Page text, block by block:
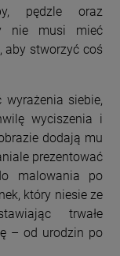
pędzle oraz
nie musi mieć
aby stworzyć coś
siebie,
wyciszenia i
dodają mu
prezentować
malowania po
który niesie ze
trwałe
– od urodzin po